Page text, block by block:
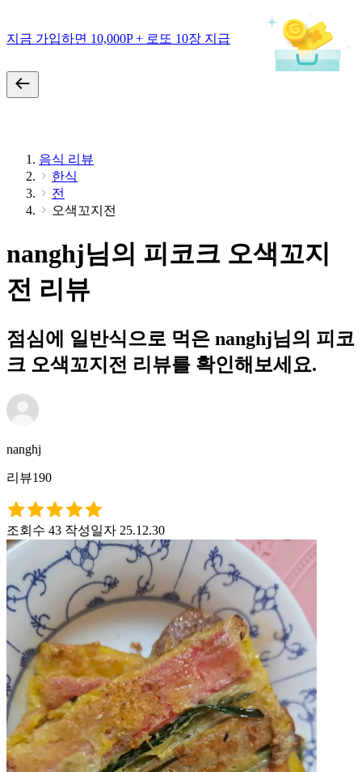
지금 가입하면 10,000P + 로또 10장 지급
음식 리뷰
한식
전
오색꼬지전
nanghj님의 피코크 오색꼬지
전 리뷰
점심에 일반식으로 먹은 nanghj님의 피코
크 오색꼬지전 리뷰를 확인해보세요.
nanghj
리뷰190
조회수 43 작성일자 25.12.30